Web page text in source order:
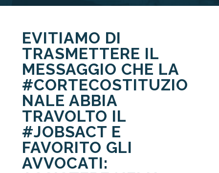
EVITIAMO DI
TRASMETTERE IL
MESSAGGIO CHE LA
#CORTECOSTITUZIO
NALE ABBIA
TRAVOLTO IL
#JOBSACT E
FAVORITO GLI
AVVOCATI: